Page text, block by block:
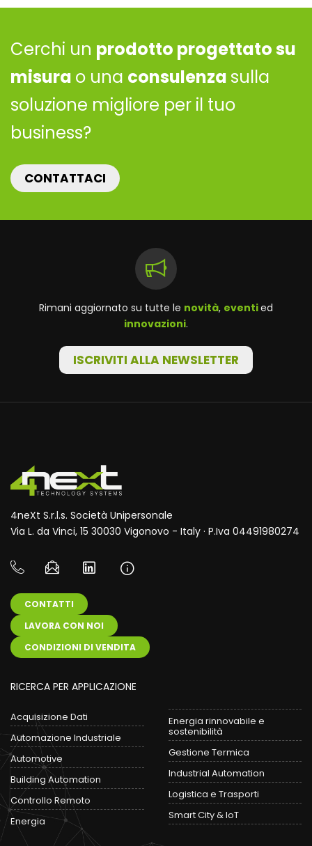
Cerchi un prodotto progettato su
misura o una consulenza sulla
soluzione migliore per il tuo
business?
CONTATTACI
Rimani aggiornato su tutte le novità, eventied
innovazioni.
ISCRIVITI ALLA NEWSLETTER
4neXt S.r.l.s. Società Unipersonale
Via L. da Vinci, 15 30030 Vigonovo - Italy · P.Iva 04491980274
CONTATTI
LAVORA CON NOI
CONDIZIONI DI VENDITA
RICERCA PER APPLICAZIONE
Acquisizione Dati
Automazione Industriale
Automotive
Building Automation
Controllo Remoto
Energia
Energia rinnovabile e
sostenibilità
Gestione Termica
Industrial Automation
Logistica e Trasporti
Smart City & IoT